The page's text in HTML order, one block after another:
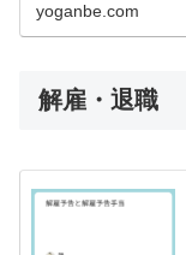
yoganbe.com
解雇・退職